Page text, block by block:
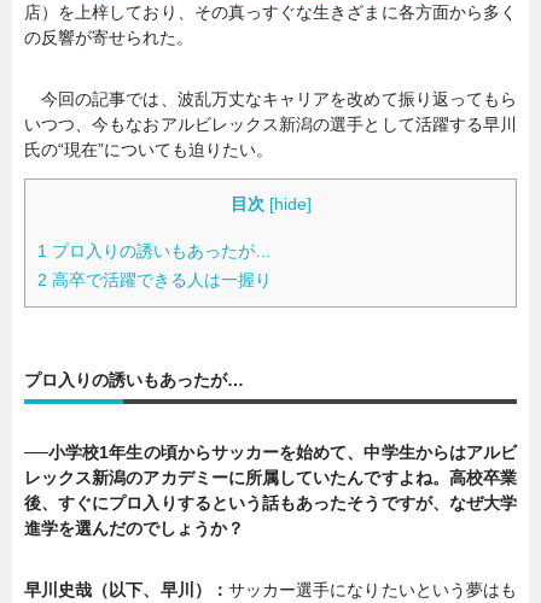
店）を上梓しており、その真っすぐな生きざまに各方面から多く
の反響が寄せられた。
今回の記事では、波乱万丈なキャリアを改めて振り返ってもら
いつつ、今もなおアルビレックス新潟の選手として活躍する早川
氏の“現在”についても迫りたい。
目次 [hide]
1 プロ入りの誘いもあったが…
2 高卒で活躍できる人は一握り
プロ入りの誘いもあったが…
──小学校1年生の頃からサッカーを始めて、中学生からはアルビ
レックス新潟のアカデミーに所属していたんですよね。高校卒業
後、すぐにプロ入りするという話もあったそうですが、なぜ大学
進学を選んだのでしょうか？
早川史哉（以下、早川）： サッカー選手になりたいという夢はも